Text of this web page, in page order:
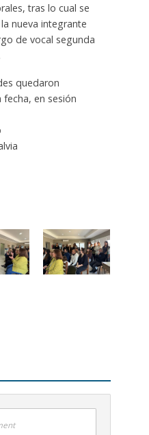
tras lo cual se
nueva integrante
de vocal segunda
quedaron
en sesión